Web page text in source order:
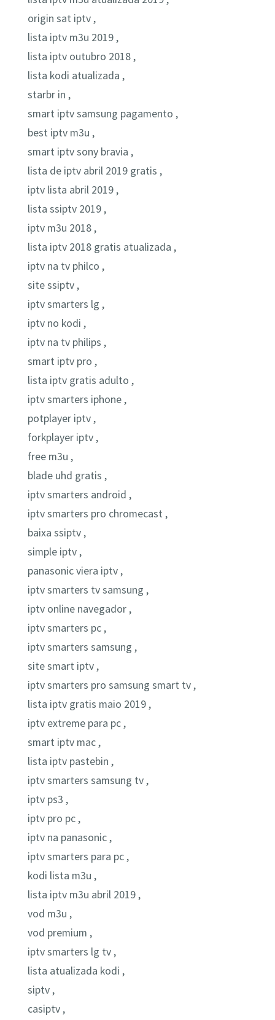
origin sat iptv ,
lista iptv m3u 2019 ,
lista iptv outubro 2018 ,
lista kodi atualizada ,
starbr in ,
smart iptv samsung pagamento ,
best iptv m3u ,
smart iptv sony bravia ,
lista de iptv abril 2019 gratis ,
iptv lista abril 2019 ,
lista ssiptv 2019 ,
iptv m3u 2018 ,
lista iptv 2018 gratis atualizada ,
iptv na tv philco ,
site ssiptv ,
iptv smarters lg ,
iptv no kodi ,
iptv na tv philips ,
smart iptv pro ,
lista iptv gratis adulto ,
iptv smarters iphone ,
potplayer iptv ,
forkplayer iptv ,
free m3u ,
blade uhd gratis ,
iptv smarters android ,
iptv smarters pro chromecast ,
baixa ssiptv ,
simple iptv ,
panasonic viera iptv ,
iptv smarters tv samsung ,
iptv online navegador ,
iptv smarters pc ,
iptv smarters samsung ,
site smart iptv ,
iptv smarters pro samsung smart tv ,
lista iptv gratis maio 2019 ,
iptv extreme para pc ,
smart iptv mac ,
lista iptv pastebin ,
iptv smarters samsung tv ,
iptv ps3 ,
iptv pro pc ,
iptv na panasonic ,
iptv smarters para pc ,
kodi lista m3u ,
lista iptv m3u abril 2019 ,
vod m3u ,
vod premium ,
iptv smarters lg tv ,
lista atualizada kodi ,
siptv ,
casiptv ,